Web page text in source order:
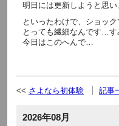
明日には更新しようと思い
といったわけで、ショック
とっても繊細なんです…す
今日はこのへんで…
さよなら初体験 記事
2026年08月